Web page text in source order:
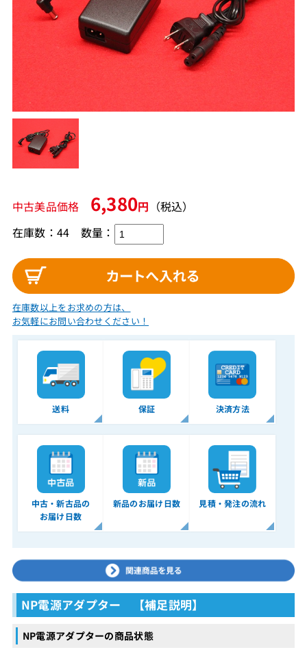
中古美品価格 6,380円 （税込）
在庫数：44 数量：
在庫数以上をお求めの方は、
お気軽にお問い合わせください！
送料 保証 決済方法
中古・新古品の
お届け日数
新品のお届け日数 見積・発注の流れ
NP電源アダプター 【補足説明】
NP電源アダプターの商品状態